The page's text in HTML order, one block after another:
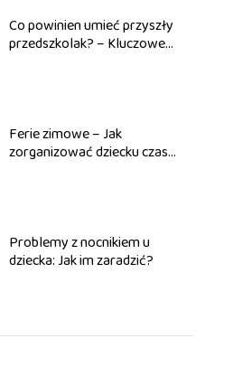
Co powinien umieć przyszły
przedszkolak? – Kluczowe
Ferie zimowe – Jak
zorganizować dziecku czas
Problemy z nocnikiem u
dziecka: Jak im zaradzić?